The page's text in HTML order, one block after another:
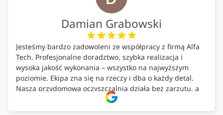
Damian Grabowski
Jesteśmy bardzo zadowoleni ze współpracy z firmą Alfa
Tech. Profesjonalne doradztwo, szybka realizacja i
wysoka jakość wykonania – wszystko na najwyższym
poziomie. Ekipa zna się na rzeczy i dba o każdy detal.
Nasza przydomowa oczyszczalnia działa bez zarzutu, a
całość została wykonana zgodnie z terminem i
ustaleniami. Z czystym sumieniem polecamy Alfa Tech